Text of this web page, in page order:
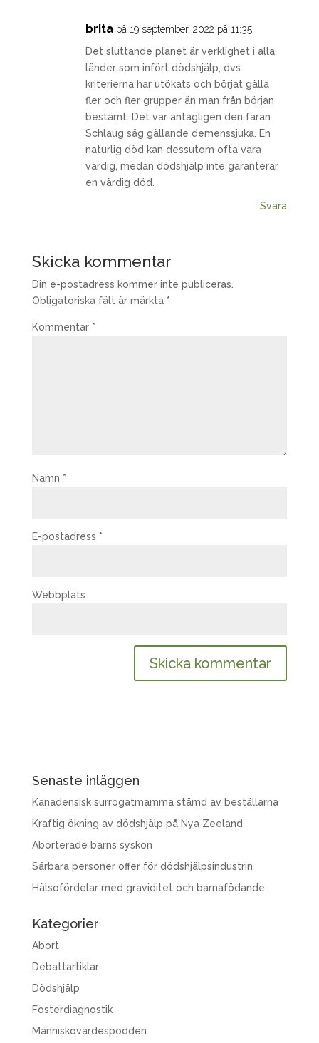
brita på 19 september, 2022 på 11:35
Det sluttande planet är verklighet i alla
länder som infört dödshjälp, dvs
kriterierna har utökats och börjat gälla
fler och fler grupper än man från början
bestämt. Det var antagligen den faran
Schlaug såg gällande demenssjuka. En
naturlig död kan dessutom ofta vara
värdig, medan dödshjälp inte garanterar
en värdig död.
Svara
Skicka kommentar
Din e-postadress kommer inte publiceras.
Obligatoriska fält är märkta *
Kommentar *
Namn *
E-postadress *
Webbplats
Senaste inläggen
Kanadensisk surrogatmamma stämd av beställarna
Kraftig ökning av dödshjälp på Nya Zeeland
Aborterade barns syskon
Sårbara personer offer för dödshjälpsindustrin
Hälsofördelar med graviditet och barnafödande
Kategorier
Abort
Debattartiklar
Dödshjälp
Fosterdiagnostik
Människovärdespodden